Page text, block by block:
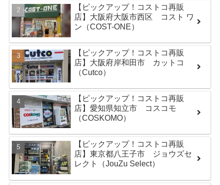
【ピックアップ！コストコ再販
店】大阪府大阪市西区 コスト ワ
ン（COST-ONE）
【ピックアップ！コストコ再販
店】大阪府岸和田市 カットコ
（Cutco）
【ピックアップ！コストコ再販
店】愛知県知立市 コスコモ
（COSKOMO）
【ピックアップ！コストコ再販
店】東京都八王子市 ジョウズセ
レクト（JouZu Select）